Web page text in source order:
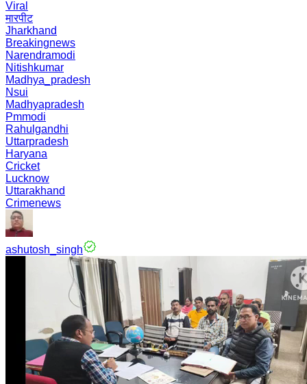
Viral
मारपीट
Jharkhand
Breakingnews
Narendramodi
Nitishkumar
Madhya_pradesh
Nsui
Madhyapradesh
Pmmodi
Rahulgandhi
Uttarpradesh
Haryana
Cricket
Lucknow
Uttarakhand
Crimenews
ashutosh_singh